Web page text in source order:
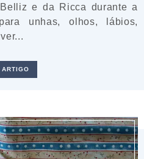
e da Ricca durante a
unhas, olhos, lábios,
ARTIGO